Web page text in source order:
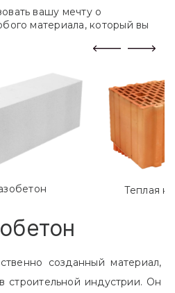
вашу мечту о
материала, который вы
Теплая
созданный материал,
строительной индустрии. Он